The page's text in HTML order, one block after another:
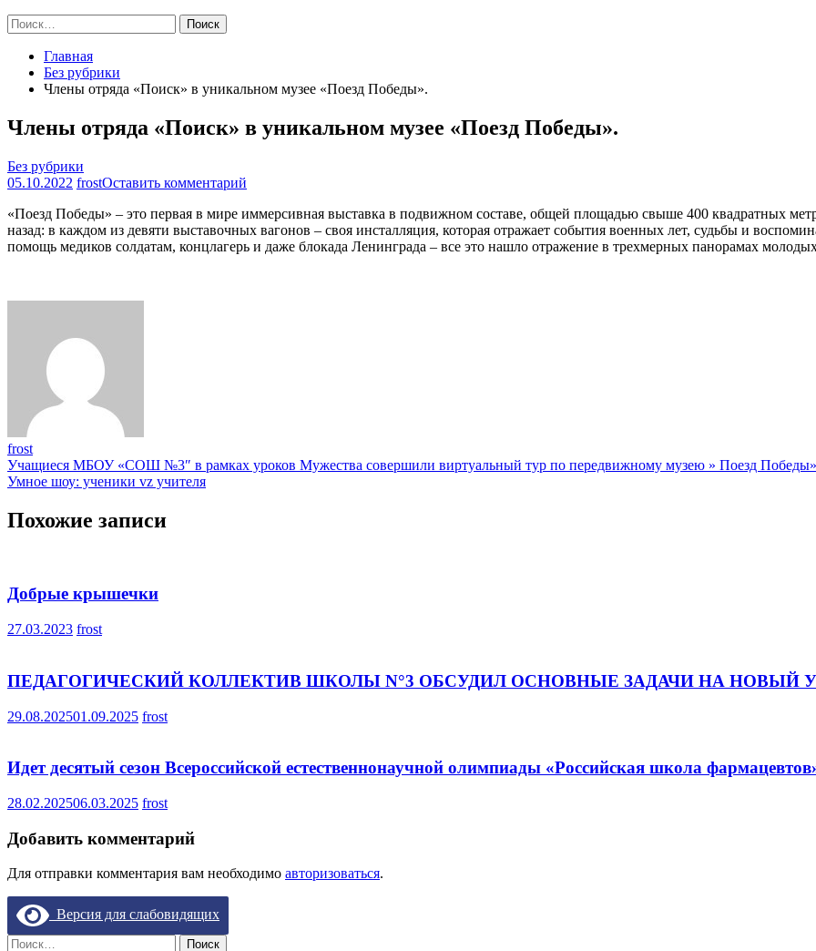
Найти:
Главная
Без рубрики
Члены отряда «Поиск» в уникальном музее «Поезд Победы».
Члены отряда «Поиск» в уникальном музее «Поезд Победы».
Без рубрики
05.10.2022 frostОставить комментарий
отряда
«Поиск»
в
«Поезд Победы» – это первая в мире иммерсивная выставка в подвижном составе, общей площадью свыше 400 квадратных
назад: в каждом из девяти выставочных вагонов – своя инсталляция, которая отражает события военных лет, судьбы и
помощь медиков солдатам, концлагерь и даже блокада Ленинграда – все это нашло отражение в трехмерных панорамах
frost
Навигация
по
записям
Учащиеся МБОУ «СОШ №3″ в рамках уроков Мужества совершили виртуальный тур по передвижному музею » Поезд Победы»
Умное шоу: ученики vz учителя
Похожие записи
Добрые крышечки
27.03.2023 frost
ПЕДАГОГИЧЕСКИЙ КОЛЛЕКТИВ ШКОЛЫ N°3 ОБСУДИЛ ОСНОВНЫЕ ЗАДАЧИ НА НОВЫЙ
29.08.202501.09.2025 frost
Идет десятый сезон Всероссийской естественнонаучной олимпиады «Российская школа
28.02.202506.03.2025 frost
Добавить комментарий
Для отправки комментария вам необходимо авторизоваться.
Версия для слабовидящих
Найти: